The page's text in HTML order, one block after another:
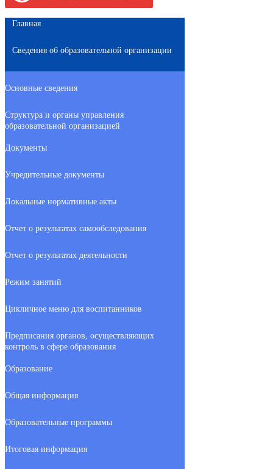
Главная
Сведения об образовательной организации
Основные сведения
Структура и органы управления
образовательной организацией
Документы
Учредительные документы
Локальные нормативные акты
Отчет о результатах самообследования
Отчет о результатах деятельности
Режим занятий
Цикличное меню для воспитанников
Предписания органов, осуществляющих
контроль в сфере образования
Образование
Общая информация
Образовательные программы
Итоговая информация